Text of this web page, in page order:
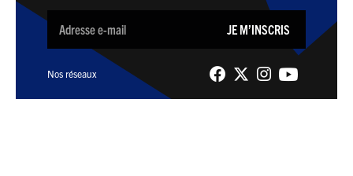
JE M’INSCRIS
Nos réseaux